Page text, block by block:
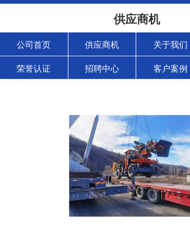
供应商机
公司首页 供应商机 关于我们
荣誉认证 招聘中心 客户案例